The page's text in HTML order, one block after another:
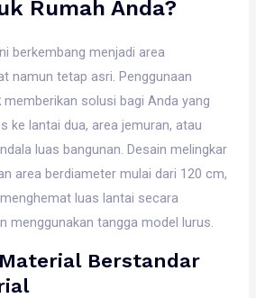
Rumah Anda?
berkembang menjadi area
namun tetap asri. Penggunaan
memberikan solusi bagi Anda yang
ke lantai dua, area jemuran, atau
luas bangunan. Desain melingkar
area berdiameter mulai dari 120 cm,
luas lantai secara
menggunakan tangga model lurus.
Berstandar